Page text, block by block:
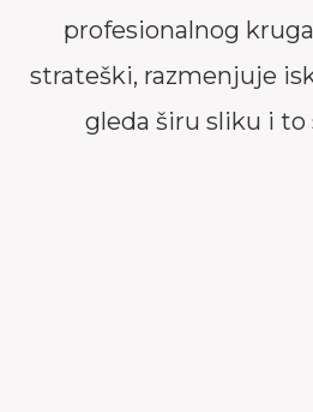
profesionalnog
strateški, razmenjuje
gleda širu sliku i to